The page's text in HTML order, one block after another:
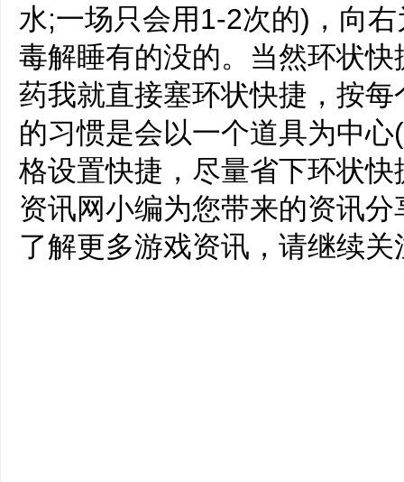
水;一场只会用1-2次的)，向
毒解睡有的没的。当然环状
药我就直接塞环状快捷，按
的习惯是会以一个道具为中
格设置快捷，尽量省下环状
资讯网小编为您带来的资讯
了解更多游戏资讯，请继续